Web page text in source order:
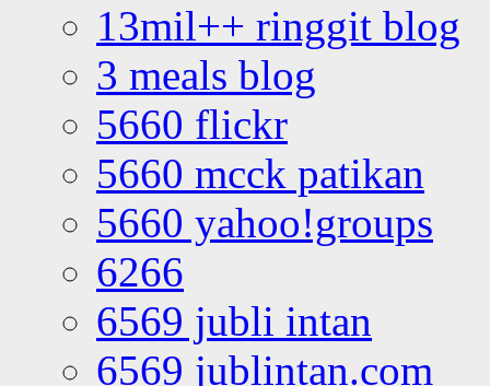
13mil++ ringgit blog
3 meals blog
5660 flickr
5660 mcck patikan
5660 yahoo!groups
6266
6569 jubli intan
6569 jublintan.com